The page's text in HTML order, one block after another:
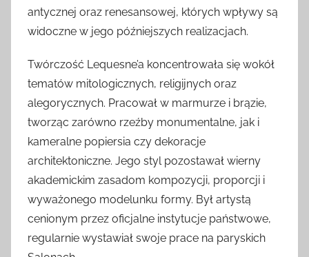
antycznej oraz renesansowej, których wpływy są
widoczne w jego późniejszych realizacjach.
Twórczość Lequesne’a koncentrowała się wokół
tematów mitologicznych, religijnych oraz
alegorycznych. Pracował w marmurze i brązie,
tworząc zarówno rzeźby monumentalne, jak i
kameralne popiersia czy dekoracje
architektoniczne. Jego styl pozostawał wierny
akademickim zasadom kompozycji, proporcji i
wyważonego modelunku formy. Był artystą
cenionym przez oficjalne instytucje państwowe,
regularnie wystawiał swoje prace na paryskich